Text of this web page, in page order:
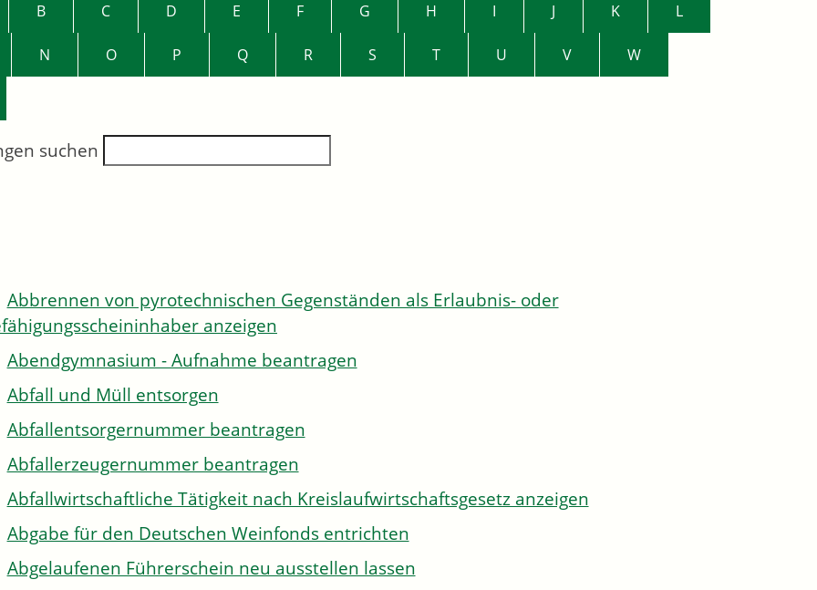
B C D E F G H I J K L
N O P Q R S T U V W
suchen
Abbrennen von pyrotechnischen Gegenständen als Erlaubnis- oder
anzeigen
Abendgymnasium - Aufnahme beantragen
Abfall und Müll entsorgen
Abfallentsorgernummer beantragen
Abfallerzeugernummer beantragen
Abfallwirtschaftliche Tätigkeit nach Kreislaufwirtschaftsgesetz anzeigen
Abgabe für den Deutschen Weinfonds entrichten
Abgelaufenen Führerschein neu ausstellen lassen